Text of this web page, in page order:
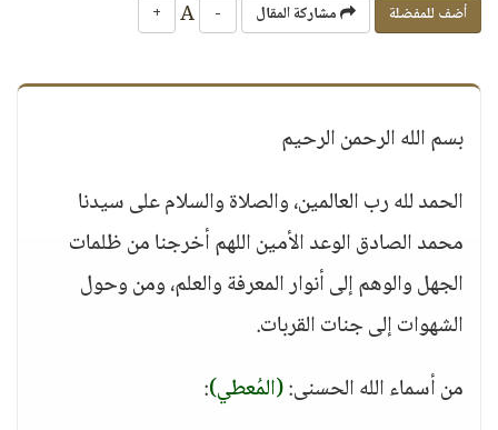
أضف للمفضلة مشاركة المقال -
+
بسم الله الرحمن الرحيم
الحمد لله رب العالمين، والصلاة والسلام على سيدنا
محمد الصادق الوعد الأمين اللهم أخرجنا من ظلمات
الجهل والوهم إلى أنوار المعرفة والعلم، ومن وحول
الشهوات إلى جنات القربات.
من أسماء الله الحسنى:(المُعطي):